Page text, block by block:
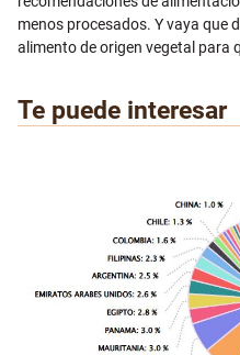
menos procesados. Y vaya que
alimento de origen vegetal para
Te puede interesar